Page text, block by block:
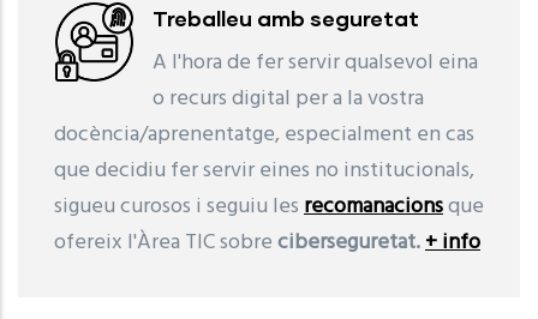
Treballeu amb seguretat
A l'hora de fer servir qualsevol eina
o recurs digital per a la vostra
docència/aprenentatge, especialment en cas
que decidiu fer servir eines no institucionals,
sigueu curosos i seguiu lesrecomanacionsque
ofereix l'Àrea TIC sobreciberseguretat.+ info